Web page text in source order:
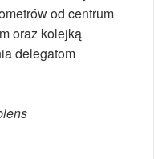
od centrum
oraz kolejką
delegatom